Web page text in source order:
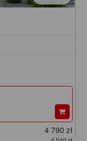
4 790 zł